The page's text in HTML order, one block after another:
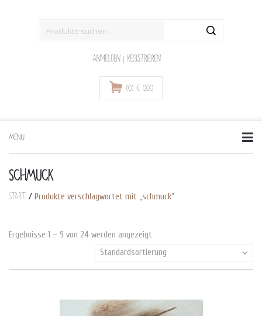
Anmelden | Registrieren
(0) € 0,00
MENU
to
SCHMUCK
Start / Produkte verschlagwortet mit „schmuck“
Ergebnisse 1 – 9 von 24 werden angezeigt
Standardsortierung